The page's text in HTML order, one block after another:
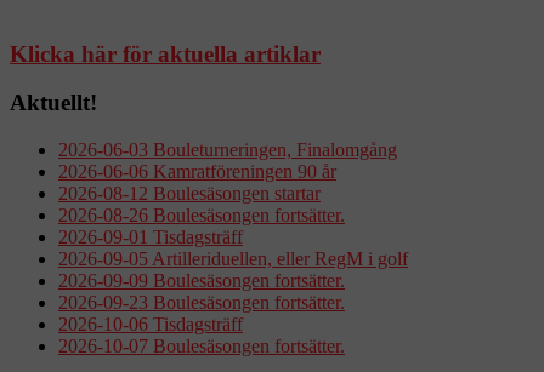
Klicka här för aktuella artiklar
Aktuellt!
2026-06-03 Bouleturneringen, Finalomgång
2026-06-06 Kamratföreningen 90 år
2026-08-12 Boulesäsongen startar
2026-08-26 Boulesäsongen fortsätter.
2026-09-01 Tisdagsträff
2026-09-05 Artilleriduellen, eller RegM i golf
2026-09-09 Boulesäsongen fortsätter.
2026-09-23 Boulesäsongen fortsätter.
2026-10-06 Tisdagsträff
2026-10-07 Boulesäsongen fortsätter.